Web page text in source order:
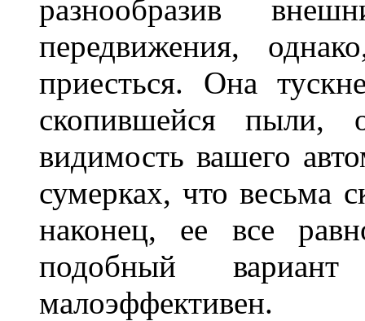
разнообразив
передвижения,
приесться. Она
скопившейся пыли,
видимость вашего
сумерках, что весьма
наконец, ее все
подобный
малоэффективен.